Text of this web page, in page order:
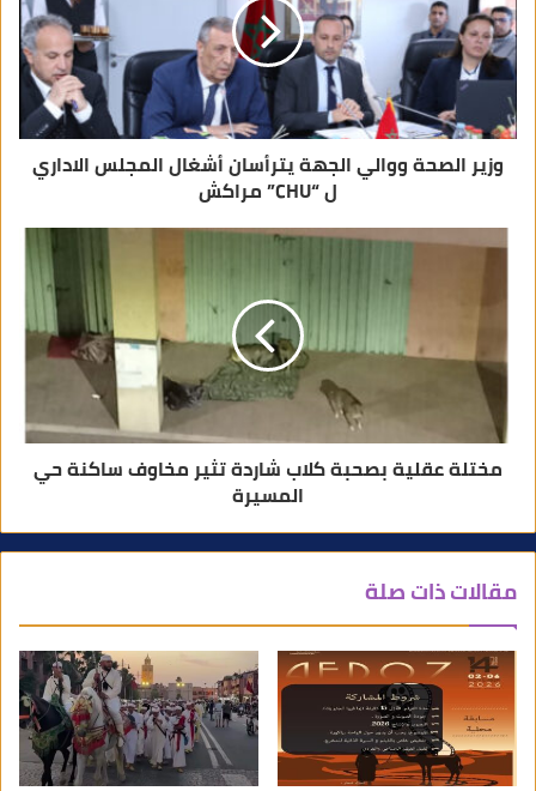
ت
ر
و
ن
ي
وزير الصحة ووالي الجهة يترأسان أشغال المجلس الاداري
ل “CHU” مراكش
مختلة عقلية بصحبة كلاب شاردة تثير مخاوف ساكنة حي
المسيرة
مقالات ذات صلة